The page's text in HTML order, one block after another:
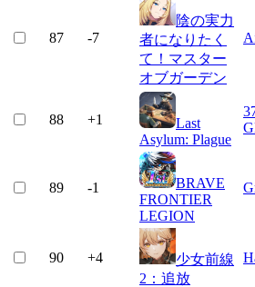
87 -7
陰の実力
者になりたく
て！マスター
オブガーデン
88 +1
Last
Asylum: Plague
89 -1
BRAVE
FRONTIER
LEGION
90 +4
少女前線
2：追放